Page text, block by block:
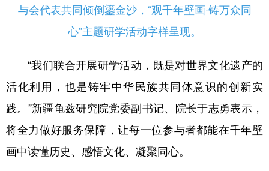
与会代表共同倾倒鎏金沙，“观千年壁画·铸万众同
心”主题研学活动字样呈现。
“我们联合开展研学活动，既是对世界文化遗产的
活化利用，也是铸牢中华民族共同体意识的创新实
践。”新疆龟兹研究院党委副书记、院长于志勇表示，
将全力做好服务保障，让每一位参与者都能在千年壁
画中读懂历史、感悟文化、凝聚同心。